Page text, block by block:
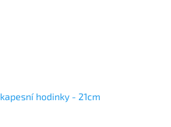
hodinky - 21cm